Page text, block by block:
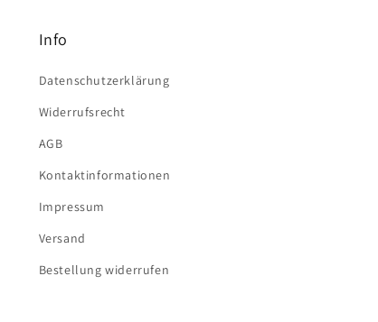
Info
Datenschutzerklärung
Widerrufsrecht
AGB
Kontaktinformationen
Impressum
Versand
Bestellung widerrufen